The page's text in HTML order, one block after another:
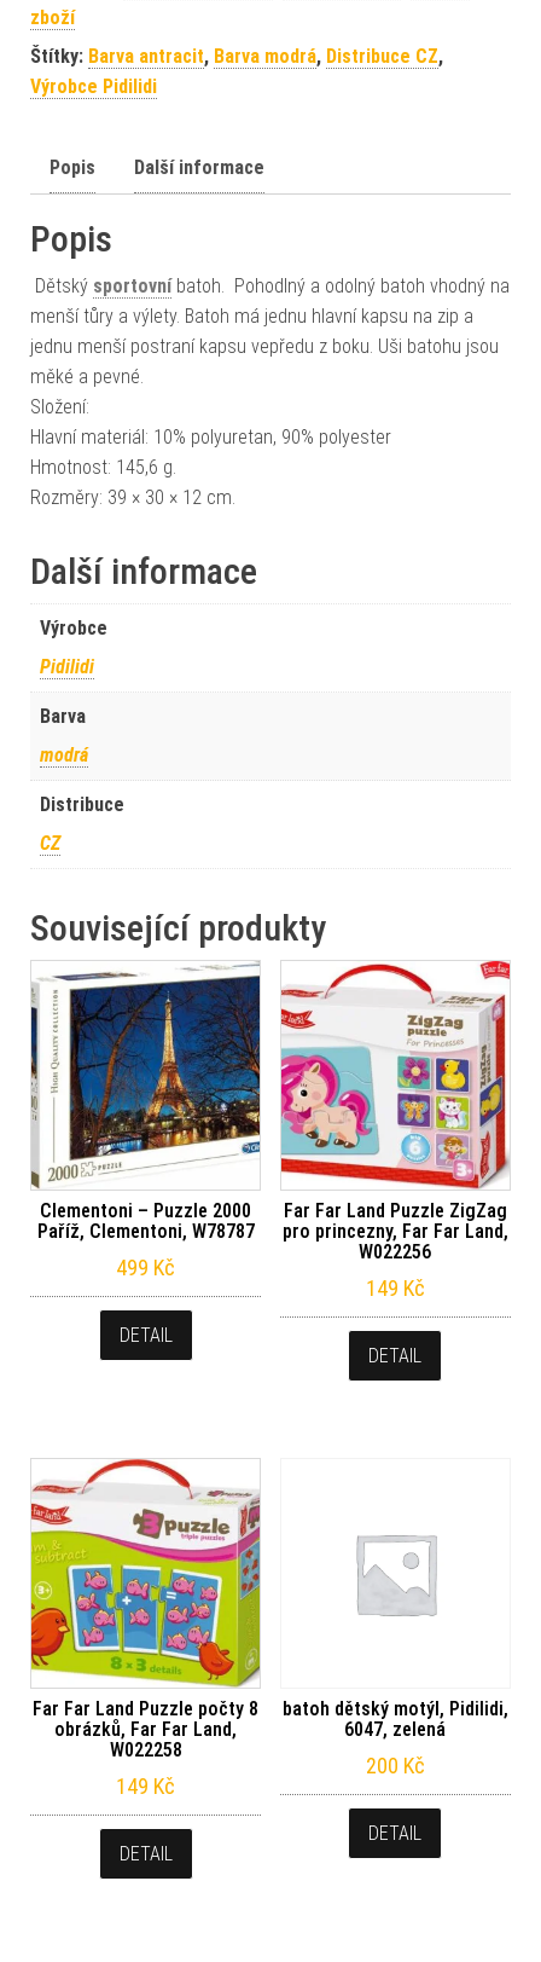
zboží
Štítky: Barva antracit, Barva modrá, Distribuce CZ,
Výrobce Pidilidi
Popis Další informace
Popis
Dětský sportovníbatoh. Pohodlný a odolný batoh vhodný na
menší tůry a výlety. Batoh má jednu hlavní kapsu na zip a
jednu menší postraní kapsu vepředu z boku. Uši batohu jsou
měké a pevné.
Složení:
Hlavní materiál: 10% polyuretan, 90% polyester
Hmotnost: 145,6 g.
Rozměry: 39 × 30 × 12 cm.
Další informace
Výrobce
Pidilidi
Barva
modrá
Distribuce
CZ
Související produkty
Clementoni – Puzzle 2000
Paříž, Clementoni, W78787
499 Kč
DETAIL
Far Far Land Puzzle ZigZag
pro princezny, Far Far Land,
W022256
149 Kč
DETAIL
Far Far Land Puzzle počty 8
obrázků, Far Far Land,
W022258
149 Kč
DETAIL
batoh dětský motýl, Pidilidi,
6047, zelená
200 Kč
DETAIL